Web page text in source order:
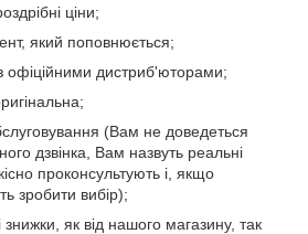
ціни;
який поповнюється;
офіційними дистриб'юторами;
(Вам не доведеться
дзвінка, Вам назвуть реальні
проконсультують і, якщо
зробити вибір);
знижки, як від нашого магазину, так